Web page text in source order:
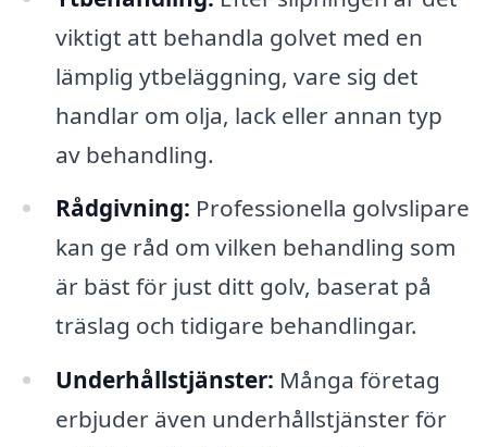
viktigt att behandla golvet med en
lämplig ytbeläggning, vare sig det
handlar om olja, lack eller annan typ
av behandling.
Rådgivning: Professionella golvslipare
kan ge råd om vilken behandling som
är bäst för just ditt golv, baserat på
träslag och tidigare behandlingar.
Underhållstjänster: Många företag
erbjuder även underhållstjänster för